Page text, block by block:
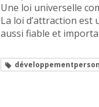
Une loi universelle
La loi d’attraction est
aussi fiable et